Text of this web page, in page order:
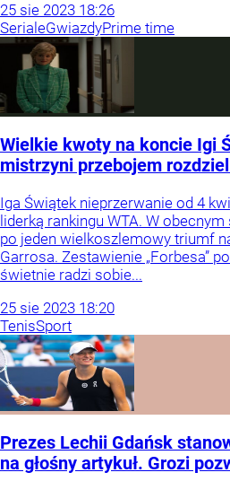
25 sie 2023 18:26
SerialeGwiazdyPrime time
Wielkie kwoty na koncie Igi
mistrzyni przebojem
Iga Świątek nieprzerwanie od 4
liderką rankingu WTA. W
po jeden wielkoszlemowy triumf
Garrosa. Zestawienie „Forbesa”
świetnie radzi sobie...
25 sie 2023 18:20
TenisSport
Prezes Lechii Gdańsk
na głośny artykuł. Grozi